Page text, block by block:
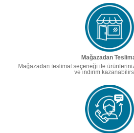
Mağazadan
Mağazadan teslimat seçeneği ile
ve indirim